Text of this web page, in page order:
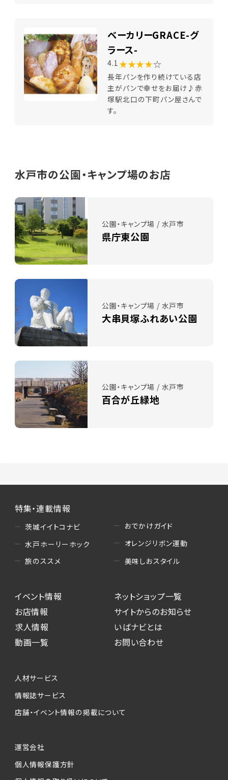
ベーカリーGRACE-グ
ラース-
4.1 ★★★★☆
長年パンを作り続けている店
主がパンで幸せをお届け♪赤
塚駅北口の下町パン屋さんで
す。
水戸市の公園・キャンプ場のお店
公園・キャンプ場 / 水戸市
県庁東公園
公園・キャンプ場 / 水戸市
大串貝塚ふれあい公園
公園・キャンプ場 / 水戸市
百合が丘緑地
特集・連載情報
茨城イイトコナビ
水戸ホーリーホック
旅のススメ
おでかけガイド
オレンジリボン運動
美味しおスタイル
イベント情報
お店情報
求人情報
動画一覧
ネットショップ一覧
サイトからのお知らせ
いばナビとは
お問い合わせ
人材サービス
情報誌サービス
店舗・イベント情報の掲載について
運営会社
個人情報保護方針